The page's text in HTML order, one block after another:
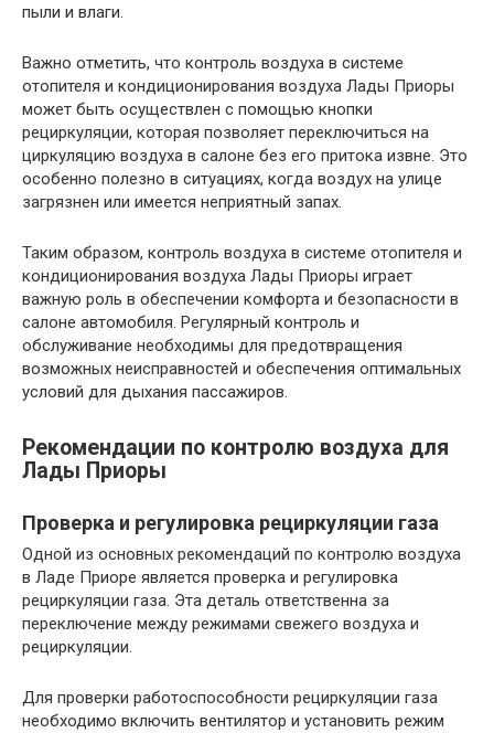
пыли и влаги.
Важно отметить, что контроль воздуха в системе
отопителя и кондиционирования воздуха Лады Приоры
может быть осуществлен с помощью кнопки
рециркуляции, которая позволяет переключиться на
циркуляцию воздуха в салоне без его притока извне. Это
особенно полезно в ситуациях, когда воздух на улице
загрязнен или имеется неприятный запах.
Таким образом, контроль воздуха в системе отопителя и
кондиционирования воздуха Лады Приоры играет
важную роль в обеспечении комфорта и безопасности в
салоне автомобиля. Регулярный контроль и
обслуживание необходимы для предотвращения
возможных неисправностей и обеспечения оптимальных
условий для дыхания пассажиров.
Рекомендации по контролю воздуха для
Лады Приоры
Проверка и регулировка рециркуляции газа
Одной из основных рекомендаций по контролю воздуха
в Ладе Приоре является проверка и регулировка
рециркуляции газа. Эта деталь ответственна за
переключение между режимами свежего воздуха и
рециркуляции.
Для проверки работоспособности рециркуляции газа
необходимо включить вентилятор и установить режим